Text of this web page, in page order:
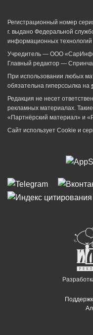
Регистрационный номер
г. выдано Федеральной
информационных
Учредитель — ООО
Главный редактор —
При использовании любых
обязательна гиперссылка на
Редакция не несет
рекламных материалах.
«Партнёрский материал» и
Сайт использует Cookie и